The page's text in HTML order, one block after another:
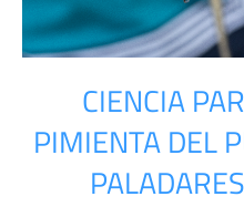
CIENCIA
PIMIENTA DEL